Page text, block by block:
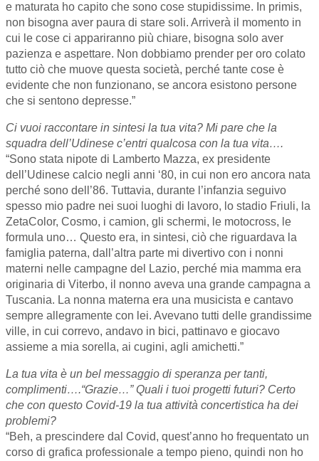
e maturata ho capito che sono cose stupidissime. In primis,
non bisogna aver paura di stare soli. Arriverà il momento in
cui le cose ci appariranno più chiare, bisogna solo aver
pazienza e aspettare. Non dobbiamo prender per oro colato
tutto ciò che muove questa società, perché tante cose è
evidente che non funzionano, se ancora esistono persone
che si sentono depresse.”
Ci vuoi raccontare in sintesi la tua vita? Mi pare che la
squadra dell’Udinese c’entri qualcosa con la tua vita….
“Sono stata nipote di Lamberto Mazza, ex presidente
dell’Udinese calcio negli anni ‘80, in cui non ero ancora nata
perché sono dell’86. Tuttavia, durante l’infanzia seguivo
spesso mio padre nei suoi luoghi di lavoro, lo stadio Friuli, la
ZetaColor, Cosmo, i camion, gli schermi, le motocross, le
formula uno… Questo era, in sintesi, ciò che riguardava la
famiglia paterna, dall’altra parte mi divertivo con i nonni
materni nelle campagne del Lazio, perché mia mamma era
originaria di Viterbo, il nonno aveva una grande campagna a
Tuscania. La nonna materna era una musicista e cantavo
sempre allegramente con lei. Avevano tutti delle grandissime
ville, in cui correvo, andavo in bici, pattinavo e giocavo
assieme a mia sorella, ai cugini, agli amichetti.”
La tua vita è un bel messaggio di speranza per tanti,
complimenti….“Grazie…” Quali i tuoi progetti futuri? Certo
che con questo Covid-19 la tua attività concertistica ha dei
problemi?
“Beh, a prescindere dal Covid, quest’anno ho frequentato un
corso di grafica professionale a tempo pieno, quindi non ho